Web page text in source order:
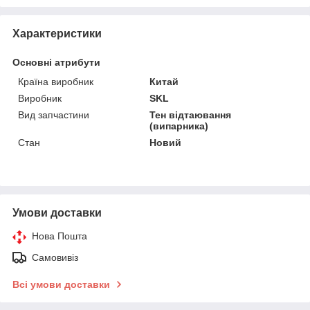
Характеристики
Основні атрибути
Країна виробник
Китай
Виробник
SKL
Вид запчастини
Тен відтаювання
(випарника)
Стан
Новий
Умови доставки
Нова Пошта
Самовивіз
Всі умови доставки